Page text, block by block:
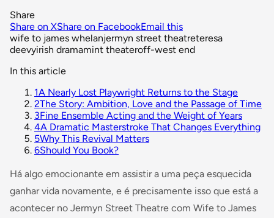
Share
Share on XShare on FacebookEmail this
wife to james whelanjermyn street theatreteresa
deevyirish dramamint theateroff-west end
In this article
1A Nearly Lost Playwright Returns to the Stage
2The Story: Ambition, Love and the Passage of Time
3Fine Ensemble Acting and the Weight of Years
4A Dramatic Masterstroke That Changes Everything
5Why This Revival Matters
6Should You Book?
Há algo emocionante em assistir a uma peça esquecida
ganhar vida novamente, e é precisamente isso que está a
acontecer no Jermyn Street Theatre com Wife to James